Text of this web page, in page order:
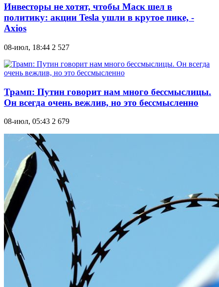
Инвесторы не хотят, чтобы Маск шел в
политику: акции Tesla ушли в крутое пике, -
Axios
08-июл, 18:44 2 527
Трамп: Путин говорит нам много бессмыслицы.
Он всегда очень вежлив, но это бессмысленно
08-июл, 05:43 2 679